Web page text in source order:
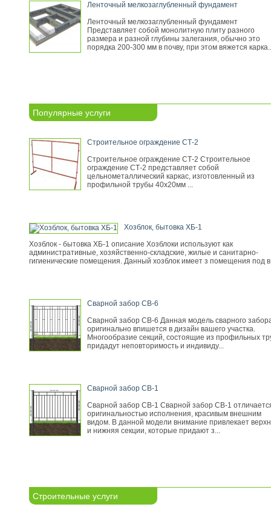
Ленточный мелкозаглубленный фундамент
Ленточный мелкозаглубленный фундамент
Представляет собой монолитную плиту разного
размера и разной глубины залегания, обычно это
порядка 200-300 мм в почву, при этом вяжется
Популярные услуги
Строительное ограждение СТ-2
Строительное ограждение СТ-2 Строительное
ограждение СТ-2 представляет собой
цельнометаллический каркас, изготовленный из
профильной трубы 40х20мм ...
Хозблок, бытовка ХБ-1
Хозблок - бытовка ХБ-1 описание Хозблоки используют как
административные, хозяйственно-складские, жилые и санитарно-
гигиенические помещения. Данный хозблок имеет з помещения под
Сварной забор СВ-6
Сварной забор СВ-6 Данная модель сварного
оригинально впишется в дизайн вашего участка.
Многообразие секций, состоящие из профильных
придадут неповторимость и индивиду...
Сварной забор СВ-1
Сварной забор СВ-1 Сварной забор СВ-1
оригинальностью исполнения, красивым внешним
видом. В данной модели внимание привлекает
и нижняя секции, которые придают з...
Строительные услуги